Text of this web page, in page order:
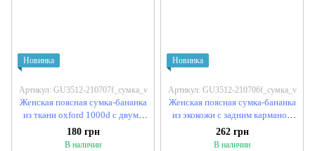
Новинка
Артикул: GU3512-210707f_сумка_v
Женская поясная сумка-бананка
из ткани oxford 1000d с двумя
отделениями 34*14*5 см
"KENGURU" недорого от
180 грн
В наличии
Новинка
Артикул: GU3512-210706f_сумка_v
Женская поясная сумка-бананка
из экокожи с задним карманом
35*13.5*6 см "KENGURU"
недорого от прямого
262 грн
В наличии